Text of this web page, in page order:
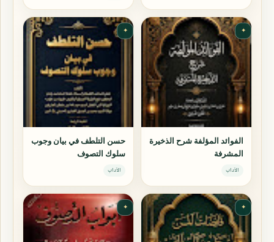
✦
الفوائد المؤلفة شرح الذخيرة
المشرفة
الآداب
✦
حسن التلطف في بيان وجوب
سلوك التصوف
الآداب
✦
✦